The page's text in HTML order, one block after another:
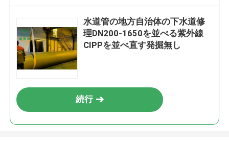
水道管の地方自治体の下水道修
理DN200-1650を並べる紫外線
CIPPを並べ直す発掘無し
続行